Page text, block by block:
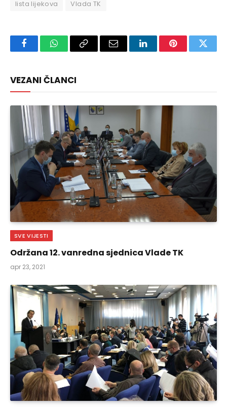
lista lijekova Vlada TK
FacebookWhatsAppCopy
Email LinkedInPinterest
VEZANI ČLANCI
SVE VIJESTI
Održana 12. vanredna sjednica Vlade TK
apr 23, 2021